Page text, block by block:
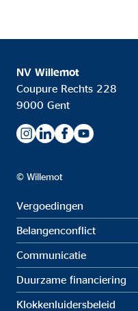
NV Willemot
Coupure Rechts 228
9000 Gent
© Willemot
Vergoedingen
Belangenconflict
Communicatie
Duurzame financiering
Klokkenluidersbeleid